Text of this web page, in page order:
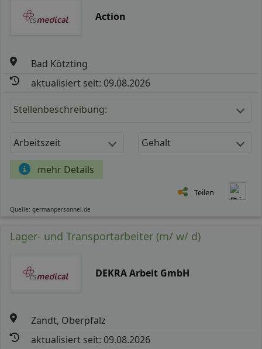
Action
Bad Kötzting
aktualisiert seit: 09.08.2026
Stellenbeschreibung:
Arbeitszeit Gehalt
mehr Details
Teilen
Quelle: germanpersonnel.de
Lager- und Transportarbeiter (m/ w/ d)
DEKRA Arbeit GmbH
Zandt, Oberpfalz
aktualisiert seit: 09.08.2026